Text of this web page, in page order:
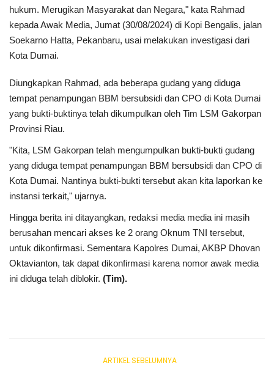
Kaltim
Dunia
Ekonomi
Olahraga
Hukum
Nasional
Otomotif
Umum
hukum. Merugikan Masyarakat dan Negara," kata Rahmad
kepada Awak Media, Jumat (30/08/2024) di Kopi Bengalis, jalan
Soekarno Hatta, Pekanbaru, usai melakukan investigasi dari
Kota Dumai.
Diungkapkan Rahmad, ada beberapa gudang yang diduga
tempat penampungan BBM bersubsidi dan CPO di Kota Dumai
yang bukti-buktinya telah dikumpulkan oleh Tim LSM Gakorpan
Provinsi Riau.
"Kita, LSM Gakorpan telah mengumpulkan bukti-bukti gudang
yang diduga tempat penampungan BBM bersubsidi dan CPO di
Kota Dumai. Nantinya bukti-bukti tersebut akan kita laporkan ke
instansi terkait," ujarnya.
Hingga berita ini ditayangkan, redaksi media media ini masih
berusahan mencari akses ke 2 orang Oknum TNI tersebut,
untuk dikonfirmasi. Sementara Kapolres Dumai, AKBP Dhovan
Oktavianton, tak dapat dikonfirmasi karena nomor awak media
ini diduga telah diblokir. (Tim).
ARTIKEL SEBELUMNYA